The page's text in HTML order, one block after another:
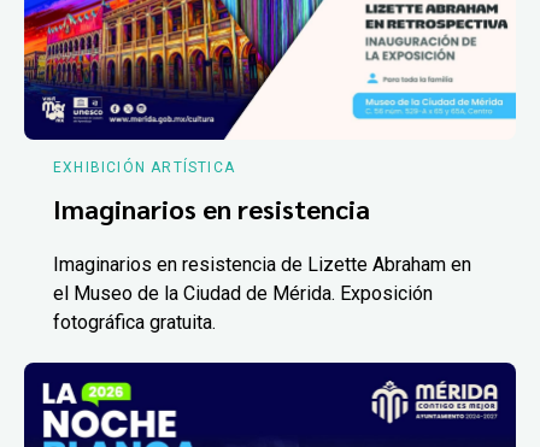
EXHIBICIÓN ARTÍSTICA
Imaginarios en resistencia
Imaginarios en resistencia de Lizette Abraham en
el Museo de la Ciudad de Mérida. Exposición
fotográfica gratuita.